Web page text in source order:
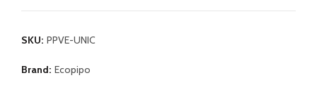
SKU: PPVE-UNIC
Brand: Ecopipo